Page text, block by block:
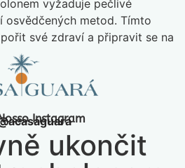
vyžaduje pečlivé
osvědčených metod. Tímto
své zdraví a připravit se na
Instagram
ukončit